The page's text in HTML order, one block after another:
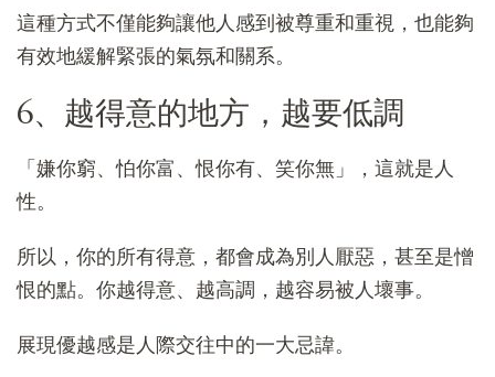
這種方式不僅能夠讓他人感到被尊重和重視，也能夠
有效地緩解緊張的氣氛和關系。
6、越得意的地方，越要低調
「嫌你窮、怕你富、恨你有、笑你無」，這就是人
性。
所以，你的所有得意，都會成為別人厭惡，甚至是憎
恨的點。你越得意、越高調，越容易被人壞事。
展現優越感是人際交往中的一大忌諱。